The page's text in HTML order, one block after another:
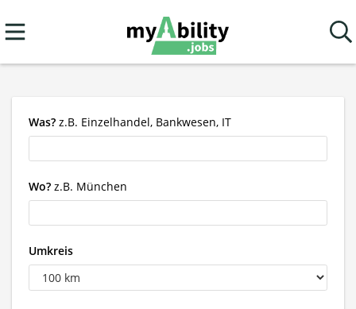
Was? z.B. Einzelhandel, Bankwesen, IT
Wo? z.B. München
Umkreis